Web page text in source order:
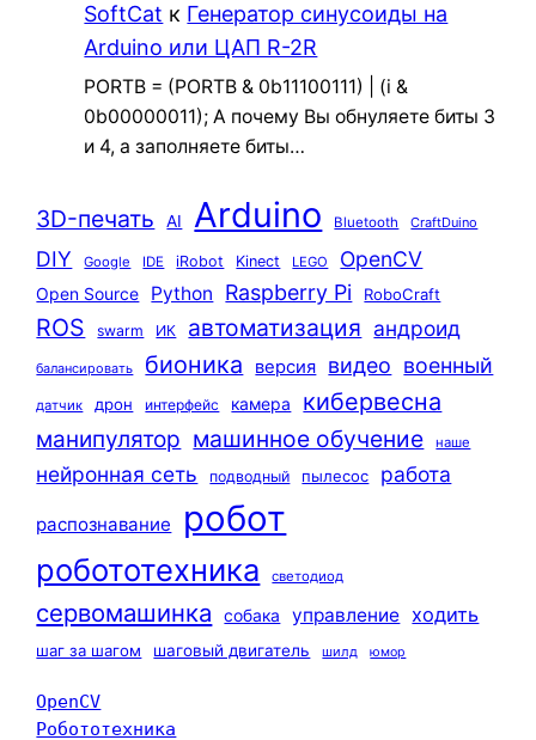
SoftCat к Генератор синусоиды на
Arduino или ЦАП R-2R
PORTB = (PORTB & 0b11100111) | (i &
0b00000011); А почему Вы обнуляете биты 3
и 4, а заполняете биты…
3D-печать AI Arduino Bluetooth CraftDuino
DIY Google IDE iRobot Kinect LEGO OpenCV
Open Source Python Raspberry Pi RoboCraft
ROS swarm ИК автоматизация андроид
балансировать бионика версия видео военный
датчик дрон интерфейс камера кибервесна
манипулятор машинное обучение наше
нейронная сеть подводный пылесос работа
распознавание робот
робототехника светодиод
сервомашинка собака управление ходить
шаг за шагом шаговый двигатель шилд юмор
OpenCV
Робототехника